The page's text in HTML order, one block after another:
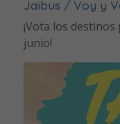
Jaibus / Voy y
¡Vota los destinos
junio!